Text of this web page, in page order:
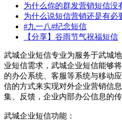
为什么你的群发营销短信没
为什么说短信营销还是有必
#九一八#纪念短信
【分享】谷雨节气祝福短信
武城企业短信专业为服务于武城
业短信需求，武城企业短信能够
的办公系统、客服等系统与移动
信的方式来实现对外企业营销信
集、反馈，企业内部办公信息的传
武城企业短信功能：